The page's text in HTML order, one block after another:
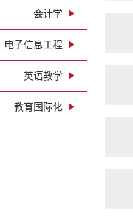
会计学
电子信息工程
英语教学
教育国际化